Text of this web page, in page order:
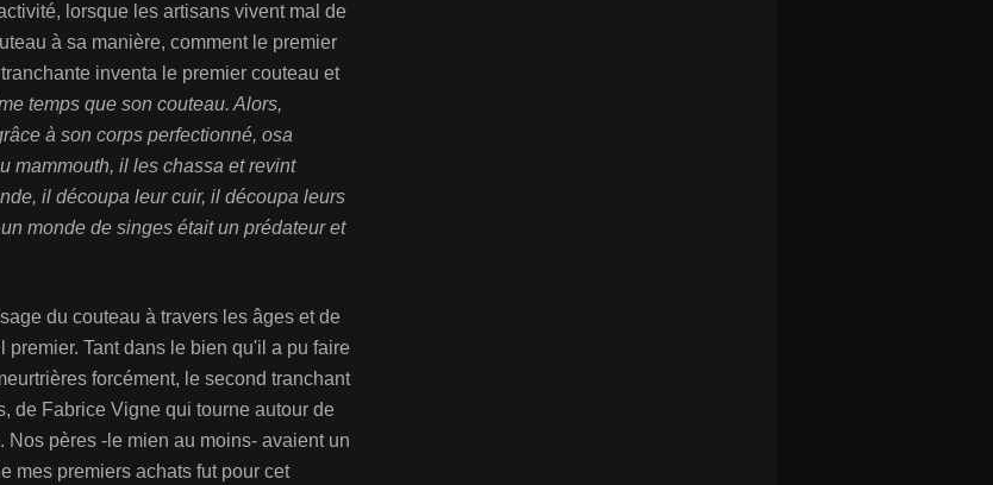
lorsque les artisans vivent mal de
à sa manière, comment le premier
inventa le premier couteau et
temps que son couteau. Alors,
à son corps perfectionné, osa
mammouth, il les chassa et revint
il découpa leur cuir, il découpa leurs
monde de singes était un prédateur et
du couteau à travers les âges et de
Tant dans le bien qu'il a pu faire
forcément, le second tranchant
de Fabrice Vigne qui tourne autour de
Nos pères -le mien au moins- avaient un
mes premiers achats fut pour cet